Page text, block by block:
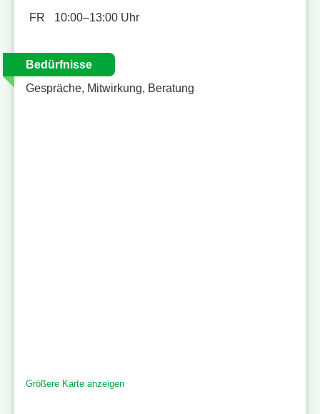
FR
10:00–13:00 Uhr
Bedürfnisse
Gespräche, Mitwirkung, Beratung
Größere Karte anzeigen